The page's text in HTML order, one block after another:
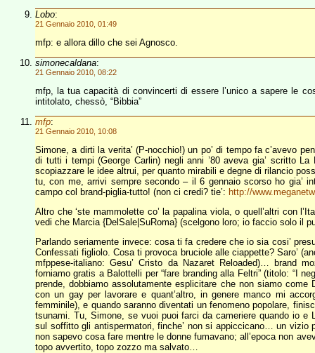
Lobo:
21 Gennaio 2010, 01:49
mfp: e allora dillo che sei Agnosco.
simonecaldana:
21 Gennaio 2010, 08:22
mfp, la tua capacità di convincerti di essere l’unico a sapere le
intitolato, chessò, “Bibbia”
mfp:
21 Gennaio 2010, 10:08
Simone, a dirti la verita’ (P-nocchio!) un po’ di tempo fa c’avevo
di tutti i tempi (George Carlin) negli anni ’80 aveva gia’ scritto
scopiazzare le idee altrui, per quanto mirabili e degne di rilancio
tu, con me, arrivi sempre secondo – il 6 gennaio scorso ho gia’
campo col brand-piglia-tutto! (non ci credi? tie’: http://
Altro che ‘ste mammolette co’ la papalina viola, o quell’altri con
vedi che Marcia {DelSale|SuRoma} (scelgono loro; io faccio solo il
Parlando seriamente invece: cosa ti fa credere che io sia cosi’
Confessati figliolo. Cosa ti provoca bruciole alle ciappette? Saro’
mfppese-italiano: Gesu’ Cristo da Nazaret Reloaded)… brand
forniamo gratis a Balottelli per “fare branding alla Feltri” (titolo: “I
prende, dobbiamo assolutamente esplicitare che non siamo
con un gay per lavorare e quant’altro, in genere manco mi
femminile), e quando saranno diventati un fenomeno popolare,
tsunami. Tu, Simone, se vuoi puoi farci da cameriere quando io
sul soffitto gli antispermatori, finche’ non si appiccicano… un vizio
non sapevo cosa fare mentre le donne fumavano; all’epoca non
topo avvertito, topo zozzo ma salvato…